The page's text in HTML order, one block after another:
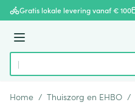
Ga naar de inhoud
Gratis lokale levering vanaf € 100
Menu
Product, merk, categorie...
Home / Thuiszorg en EHBO /